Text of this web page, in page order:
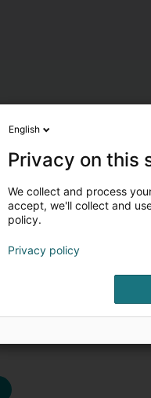
English
Privacy on this
We collect and process
accept, we'll collect and
policy.
Privacy policy